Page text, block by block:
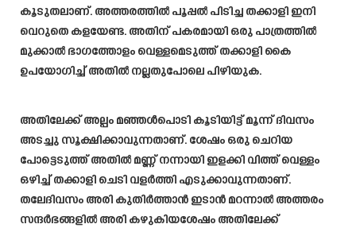
കൂടുതലാണ്. അത്തരത്തിൽ പൂപ്പൽ പിടിച്ച തക്കാളി ഇനി
വെറുതെ കളയേണ്ട. അതിന് പകരമായി ഒരു പാത്രത്തിൽ
മുക്കാൽ ഭാഗത്തോളം വെള്ളമെടുത്ത് തക്കാളി കൈ
ഉപയോഗിച്ച് അതിൽ നല്ലതുപോലെ പിഴിയുക.
അതിലേക്ക് അല്പം മഞ്ഞൾപൊടി കൂടിയിട്ട് മൂന്ന് ദിവസം
അടച്ചു സൂക്ഷിക്കാവുന്നതാണ്. ശേഷം ഒരു ചെറിയ
പോട്ടെടുത്ത് അതിൽ മണ്ണ് നന്നായി ഇളക്കി വിത്ത് വെള്ളം
ഒഴിച്ച് തക്കാളി ചെടി വളർത്തി എടുക്കാവുന്നതാണ്.
തലേദിവസം അരി കുതിർത്താൻ ഇടാൻ മറന്നാൽ അത്തരം
സന്ദർഭങ്ങളിൽ അരി കഴുകിയശേഷം അതിലേക്ക്